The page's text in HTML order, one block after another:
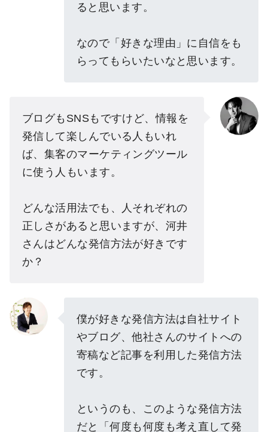
ると思います。
なので「好きな理由」に自信をも
らってもらいたいなと思います。
ブログもSNSもですけど、情報を
発信して楽しんでいる人もいれ
ば、集客のマーケティングツール
に使う人もいます。
どんな活用法でも、人それぞれの
正しさがあると思いますが、河井
さんはどんな発信方法が好きです
か？
僕が好きな発信方法は自社サイト
やブログ、他社さんのサイトへの
寄稿など記事を利用した発信方法
です。
というのも、このような発信方法
だと「何度も何度も考え直して発